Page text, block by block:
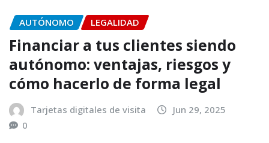
AUTÓNOMO LEGALIDAD
Financiar a tus clientes siendo
autónomo: ventajas, riesgos y
cómo hacerlo de forma legal
Tarjetas digitales de visita
Jun 29, 2025
0